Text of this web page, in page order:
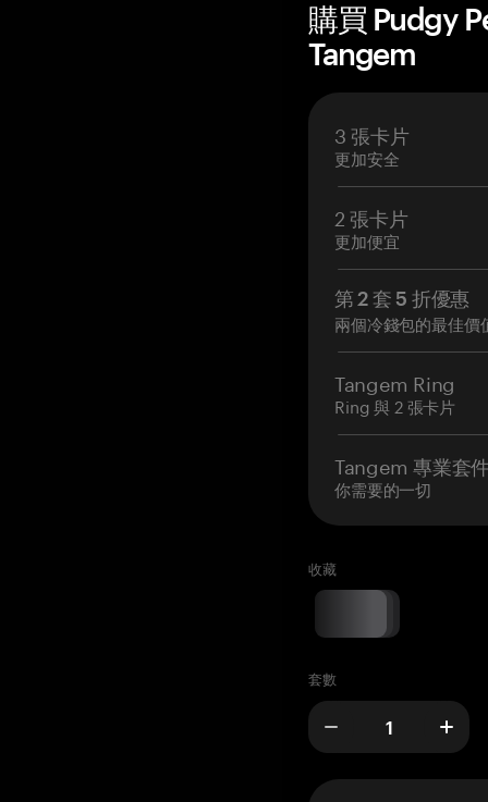
購買 Pudgy
Tangem
3 張卡片
更加安全
2 張卡片
更加便宜
第 2 套 5 折優惠
兩個冷錢包的最佳價
Tangem Ring
Ring 與 2 張卡片
Tangem 專業套
你需要的一切
收藏
套數